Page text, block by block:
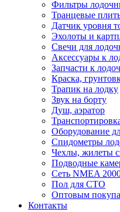
Фильтры
Транцевые
Датчик уровня
Эхолоты и
Cвечи для
Аксессуары к
Запчасти к
Краска,
Трапик на лодку
Звук на борту
Душ, аэратор
Оборудование
Спидометры
Чехлы, жилеты
Подводные
Сеть NMEA
Пол для СТО
Оптовым
Контакты